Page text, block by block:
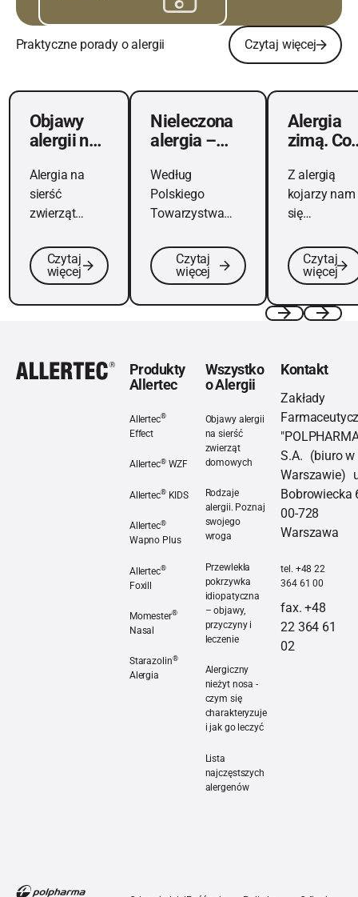
Praktyczne porady o alergii
Czytaj więcej
Czytaj więcej
Objawy
alergii na
zwierząt
domowych
Alergia na
sierść
zwierząt
jest częstym
schorzeniem i
chorobą.
Czytaj
więcej
Objawy alergii na sierść zwierząt domowych
Nieleczona
alergia –
możliwe
następstwa
Według
Polskiego
Towarzystwa
na alergię cierpi
prawie połowa
Polaków.
Czytaj
więcej
Nieleczona alergia – poznaj możliwe
Alergia
zimą. Co
gdy nie
pylą
trawy?
Z alergią
kojarzy nam
się
„cieknący
nos” w
wiosennym i
rzeczywiście
pyłki roślin,
czasie, gdy
przyroda
budzi się do
życia,
potrafią
wywołać
uciążliwe
u uczulonej
Czytaj
więcej
Alergia zimą.
Produkty
Allertec
Allertec®
Effect
Allertec® Effect
Allertec®WZF
Allertec® WZF
Allertec®KIDS
Allertec® KIDS
Allertec®
Wapno Plus
Allertec® Wapno Plus
Allertec®
Foxill
Allertec® Foxill
Momester®
Nasal
Momester® Nasal
Starazolin®
Alergia
Starazolin® Alergia
Wszystko
o Alergii
Objawy alergii
na sierść
zwierząt
domowych
Objawy alergii na sierść
Rodzaje
alergii. Poznaj
swojego
wroga
Rodzaje alergii. Poznaj
Przewlekła
pokrzywka
idiopatyczna
– objawy,
przyczyny i
leczenie
Przewlekła pokrzywka
Alergiczny
nieżyt nosa -
czym się
charakteryzuje
i jak go leczyć
Alergiczny nieżyt nosa -
Lista
najczęstszych
alergenów
Kontakt
Zakłady
S.A. (biuro w
Warszawie)
Bobrowiecka
00-728
Warszawa
tel. +48 22
364 61 00
fax. +48
22 364 61
02